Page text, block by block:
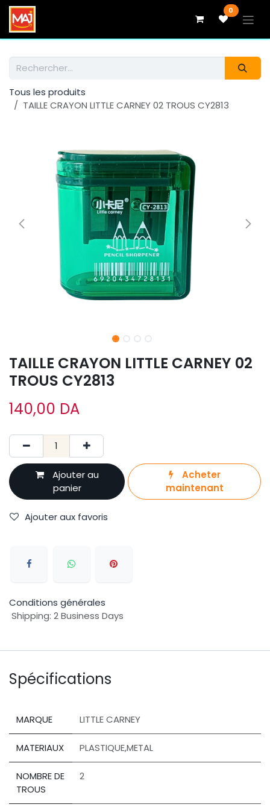
Se rendre au contenu 0
Tous les produits
TAILLE CRAYON LITTLE CARNEY 02 TROUS CY2813
TAILLE CRAYON LITTLE CARNEY 02
TROUS CY2813
140,00 DA
Ajouter au
panier
Acheter
maintenant
Ajouter aux favoris
Conditions générales
Shipping: 2 Business Days
Spécifications
MARQUE LITTLE CARNEY
MATERIAUX PLASTIQUE,METAL
NOMBRE DE
TROUS
2